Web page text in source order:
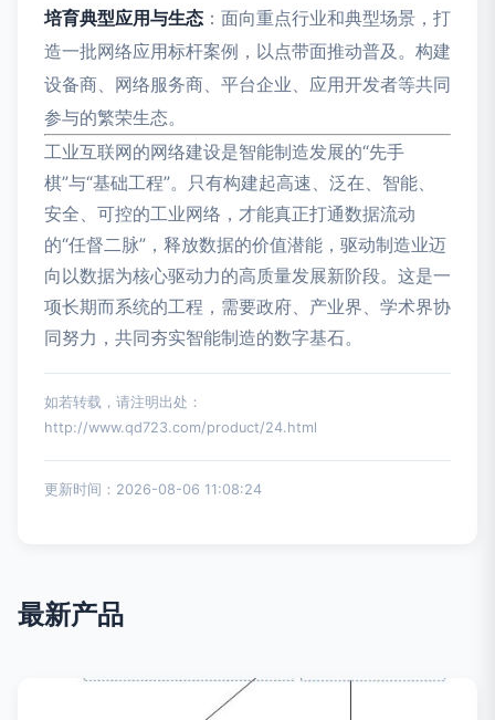
培育典型应用与生态 ：面向重点行业和典型场景，打
造一批网络应用标杆案例，以点带面推动普及。构建
设备商、网络服务商、平台企业、应用开发者等共同
参与的繁荣生态。
工业互联网的网络建设是智能制造发展的“先手
棋”与“基础工程”。只有构建起高速、泛在、智能、
安全、可控的工业网络，才能真正打通数据流动
的“任督二脉”，释放数据的价值潜能，驱动制造业迈
向以数据为核心驱动力的高质量发展新阶段。这是一
项长期而系统的工程，需要政府、产业界、学术界协
同努力，共同夯实智能制造的数字基石。
如若转载，请注明出处：
http://www.qd723.com/product/24.html
更新时间：2026-08-06 11:08:24
最新产品